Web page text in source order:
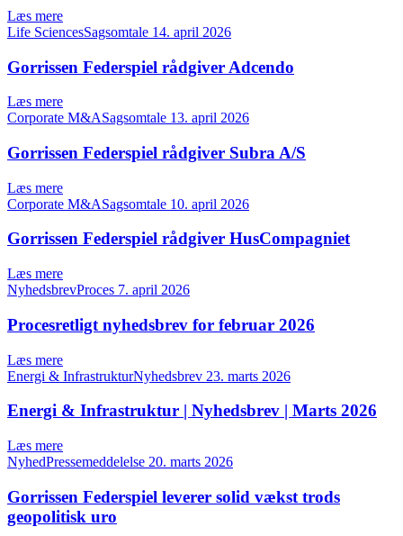
Læs mere
Life SciencesSagsomtale 14. april 2026
Gorrissen Federspiel rådgiver Adcendo
Læs mere
Corporate M&ASagsomtale 13. april 2026
Gorrissen Federspiel rådgiver Subra A/S
Læs mere
Corporate M&ASagsomtale 10. april 2026
Gorrissen Federspiel rådgiver HusCompagniet
Læs mere
NyhedsbrevProces 7. april 2026
Procesretligt nyhedsbrev for februar 2026
Læs mere
Energi & InfrastrukturNyhedsbrev 23. marts 2026
Energi & Infrastruktur | Nyhedsbrev | Marts 2026
Læs mere
NyhedPressemeddelelse 20. marts 2026
Gorrissen Federspiel leverer solid vækst trods
geopolitisk uro